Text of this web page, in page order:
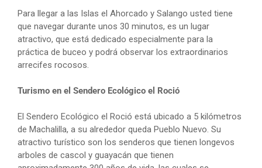
Para llegar a las Islas el Ahorcado y Salango usted tiene
que navegar durante unos 30 minutos, es un lugar
atractivo, que está dedicado especialmente para la
práctica de buceo y podrá observar los extraordinarios
arrecifes rocosos.
Turismo en el Sendero Ecológico el Roció
El Sendero Ecológico el Roció está ubicado a 5 kilómetros
de Machalilla, a su alrededor queda Pueblo Nuevo. Su
atractivo turístico son los senderos que tienen longevos
arboles de cascol y guayacán que tienen